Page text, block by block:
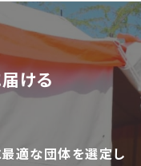
ける
最適な団体を選定し